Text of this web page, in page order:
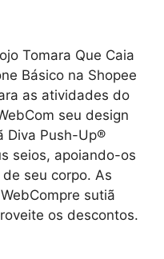
Tomara Que Caia
Básico na Shopee
as atividades do
seu design
Diva Push-Up®
seios, apoiando-os
seu corpo. As
sutiã
os descontos.